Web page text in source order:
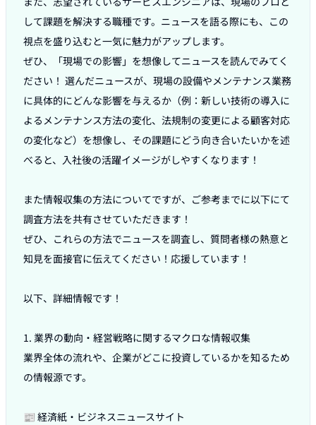
して課題を解決する職種です。ニュースを語る際にも、この
視点を盛り込むと一気に魅力がアップします。
ぜひ、「現場での影響」を想像してニュースを読んでみてく
ださい！ 選んだニュースが、現場の設備やメンテナンス業務
に具体的にどんな影響を与えるか（例：新しい技術の導入に
よるメンテナンス方法の変化、法規制の変更による顧客対応
の変化など）を想像し、その課題にどう向き合いたいかを述
べると、入社後の活躍イメージがしやすくなります！
また情報収集の方法についてですが、ご参考までに以下にて
調査方法を共有させていただきます！
ぜひ、これらの方法でニュースを調査し、質問者様の熱意と
知見を面接官に伝えてください！応援しています！
以下、詳細情報です！
1. 業界の動向・経営戦略に関するマクロな情報収集
業界全体の流れや、企業がどこに投資しているかを知るため
の情報源です。
📰 経済紙・ビジネスニュースサイト